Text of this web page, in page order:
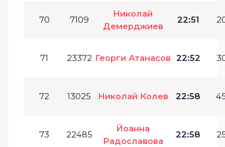
70 7109
Николай
Демерджиев
22:51
71 23372 Георги Атанасов 22:52
72 13025 Николай Колев 22:58
73 22485
Йоанна
Радославова
22:58